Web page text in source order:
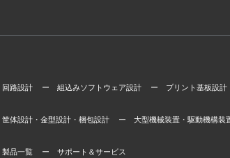
路設計 ー 組込みソフトウェア設計 ー プリント基板設計
体設計・金型設計・梱包設計 ー 大型機械装置・駆動機構装
品一覧 ー サポート＆サービス